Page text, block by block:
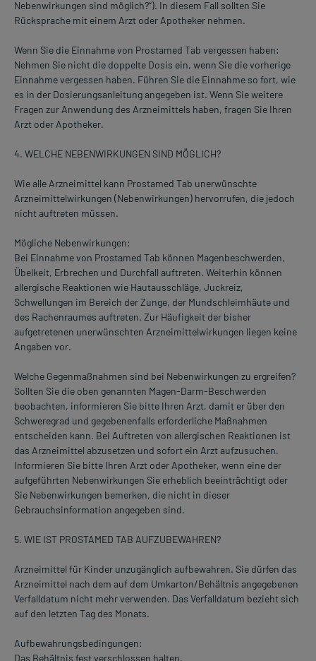
Nebenwirkungen sind möglich?“). In diesem Fall sollten Sie
Rücksprache mit einem Arzt oder Apotheker nehmen.
Wenn Sie die Einnahme von Prostamed Tab vergessen haben:
Nehmen Sie nicht die doppelte Dosis ein, wenn Sie die vorherige
Einnahme vergessen haben. Führen Sie die Einnahme so fort, wie
es in der Dosierungsanleitung angegeben ist. Wenn Sie weitere
Fragen zur Anwendung des Arzneimittels haben, fragen Sie Ihren
Arzt oder Apotheker.
4. WELCHE NEBENWIRKUNGEN SIND MÖGLICH?
Wie alle Arzneimittel kann Prostamed Tab unerwünschte
Arzneimittelwirkungen (Nebenwirkungen) hervorrufen, die jedoch
nicht auftreten müssen.
Mögliche Nebenwirkungen:
Bei Einnahme von Prostamed Tab können Magenbeschwerden,
Übelkeit, Erbrechen und Durchfall auftreten. Weiterhin können
allergische Reaktionen wie Hautausschläge, Juckreiz,
Schwellungen im Bereich der Zunge, der Mundschleimhäute und
des Rachenraumes auftreten. Zur Häufigkeit der bisher
aufgetretenen unerwünschten Arzneimittelwirkungen liegen keine
Angaben vor.
Welche Gegenmaßnahmen sind bei Nebenwirkungen zu ergreifen?
Sollten Sie die oben genannten Magen-Darm-Beschwerden
beobachten, informieren Sie bitte Ihren Arzt, damit er über den
Schweregrad und gegebenenfalls erforderliche Maßnahmen
entscheiden kann. Bei Auftreten von allergischen Reaktionen ist
das Arzneimittel abzusetzen und sofort ein Arzt aufzusuchen.
Informieren Sie bitte Ihren Arzt oder Apotheker, wenn eine der
aufgeführten Nebenwirkungen Sie erheblich beeinträchtigt oder
Sie Nebenwirkungen bemerken, die nicht in dieser
Gebrauchsinformation angegeben sind.
5. WIE IST PROSTAMED TAB AUFZUBEWAHREN?
Arzneimittel für Kinder unzugänglich aufbewahren. Sie dürfen das
Arzneimittel nach dem auf dem Umkarton/Behältnis angegebenen
Verfalldatum nicht mehr verwenden. Das Verfalldatum bezieht sich
auf den letzten Tag des Monats.
Aufbewahrungsbedingungen:
Das Behältnis fest verschlossen halten.